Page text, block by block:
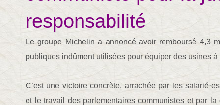
responsabilité
Le groupe Michelin a annoncé avoir remboursé 4,3
publiques indûment utilisées pour équiper des usines à
C’est une victoire concrète, arrachée par les
et le travail des parlementaires communistes et par la